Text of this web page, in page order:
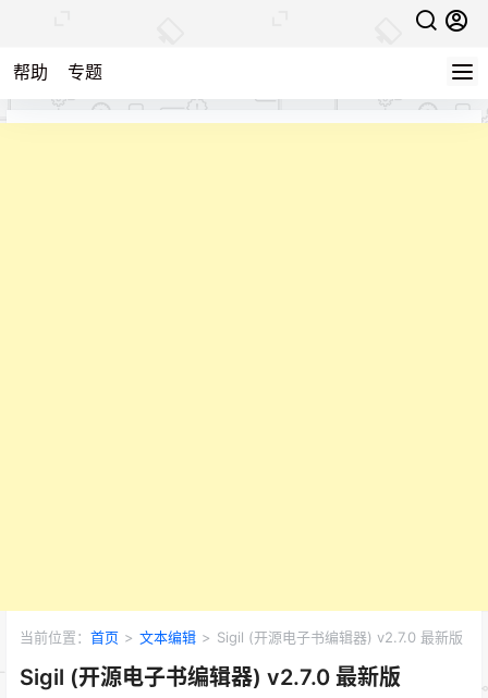
帮助 专题
当前位置： 首页 > 文本编辑 > Sigil (开源电子书编辑器) v2.7.0 最新版
Sigil (开源电子书编辑器) v2.7.0 最新版